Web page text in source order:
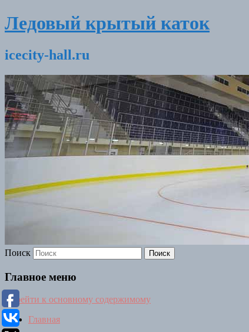
Ледовый крытый каток
icecity-hall.ru
Поиск
Главное меню
Перейти к основному содержимому
Главная